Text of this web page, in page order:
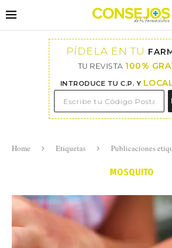
PÍDELA EN TU
TU REVISTA 100%
INTRODUCE TU C.P. Y
Home Etiquetas Publicaciones
MOSQUITO